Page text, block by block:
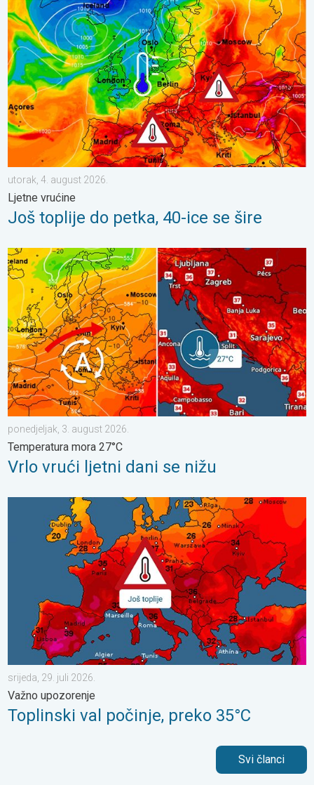
Još toplije do petka, 40-ice se šire. Ljetne vrućine. . . utorak,
utorak, 4. august 2026.
Ljetne vrućine
Još toplije do petka, 40-ice se šire
Vrlo vrući ljetni dani se nižu. Temperatura mora 27°C. . .
ponedjeljak, 3. august 2026.
Temperatura mora 27°C
Vrlo vrući ljetni dani se nižu
Toplinski val počinje, preko 35°C. Važno upozorenje. . .
srijeda, 29. juli 2026.
Važno upozorenje
Toplinski val počinje, preko 35°C
Svi članci